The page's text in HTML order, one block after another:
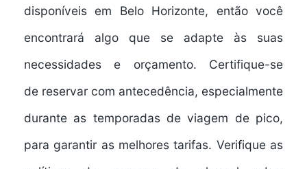
disponíveis em Belo Horizonte, então você
encontrará algo que se adapte às suas
necessidades e orçamento. Certifique-se
de reservar com antecedência, especialmente
durante as temporadas de viagem de pico,
para garantir as melhores tarifas. Verifique as